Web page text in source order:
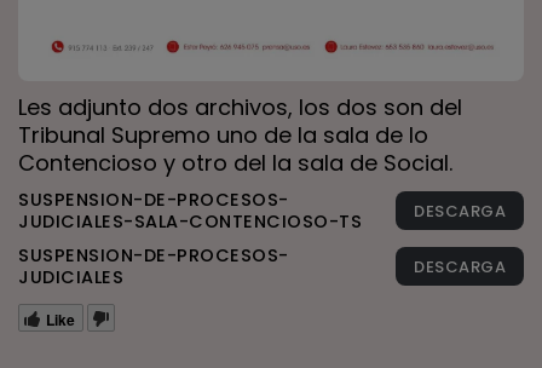
Les adjunto dos archivos, los dos son del
Tribunal Supremo uno de la sala de lo
Contencioso y otro del la sala de Social.
SUSPENSION-DE-PROCESOS-
JUDICIALES-SALA-CONTENCIOSO-TS
DESCARGA
SUSPENSION-DE-PROCESOS-
JUDICIALES
DESCARGA
Like